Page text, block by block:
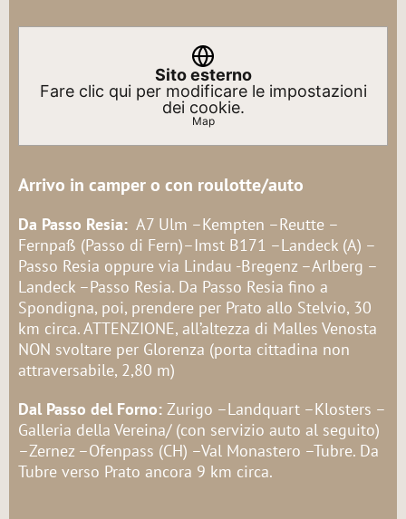
Sito esterno
Fare clic qui per modificare le impostazioni
dei cookie.
Map
Arrivo in camper o con roulotte/auto
Da Passo Resia: A7 Ulm –Kempten –Reutte –
Fernpaß (Passo di Fern)–Imst B171 –Landeck (A) –
Passo Resia oppure via Lindau -Bregenz –Arlberg –
Landeck –Passo Resia. Da Passo Resia fino a
Spondigna, poi, prendere per Prato allo Stelvio, 30
km circa. ATTENZIONE, all’altezza di Malles Venosta
NON svoltare per Glorenza (porta cittadina non
attraversabile, 2,80 m)
Dal Passo del Forno: Zurigo –Landquart –Klosters –
Galleria della Vereina/ (con servizio auto al seguito)
–Zernez –Ofenpass (CH) –Val Monastero –Tubre. Da
Tubre verso Prato ancora 9 km circa.